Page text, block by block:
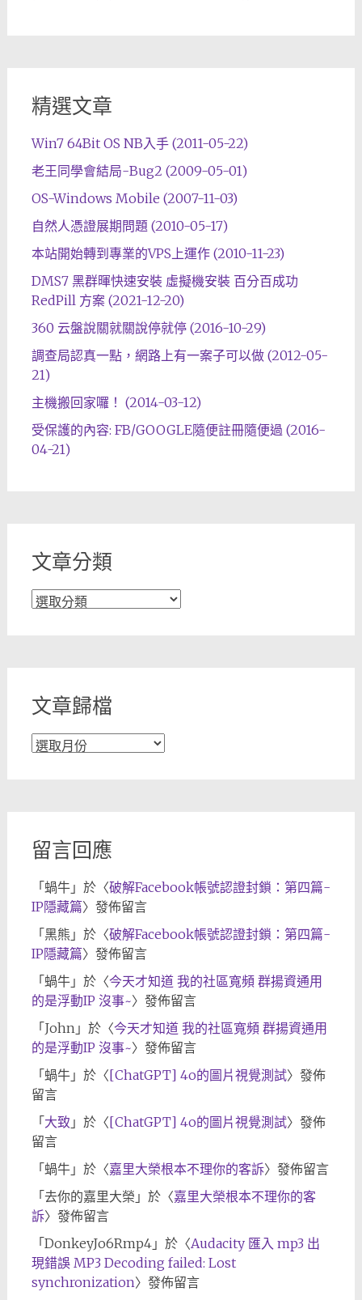
精選文章
Win7 64Bit OS NB入手 (2011-05-22)
老王同學會結局-Bug2 (2009-05-01)
OS-Windows Mobile (2007-11-03)
自然人憑證展期問題 (2010-05-17)
本站開始轉到專業的VPS上運作 (2010-11-23)
DMS7 黑群暉快速安裝 虛擬機安裝 百分百成功
RedPill 方案 (2021-12-20)
360 云盤說關就關說停就停 (2016-10-29)
調查局認真一點，網路上有一案子可以做 (2012-05-
21)
主機搬回家囉！ (2014-03-12)
受保護的內容: FB/GOOGLE隨便註冊隨便過 (2016-
04-21)
文章分類
文
文章歸檔
文
留言回應
「蝸牛」於〈破解Facebook帳號認證封鎖：第四篇-
IP隱藏篇〉發佈留言
「黑熊 」於〈破解Facebook帳號認證封鎖：第四篇-
IP隱藏篇〉發佈留言
「蝸牛」於〈今天才知道 我的社區寬頻 群揚資通用
的是浮動IP 沒事~〉發佈留言
「John 」於〈今天才知道 我的社區寬頻 群揚資通用
的是浮動IP 沒事~〉發佈留言
「蝸牛」於〈[ChatGPT] 4o的圖片視覺測試〉發佈
留言
「大致 」於〈[ChatGPT] 4o的圖片視覺測試〉發佈
留言
「蝸牛」於〈嘉里大榮根本不理你的客訴〉發佈留言
「去你的嘉里大榮 」於〈嘉里大榮根本不理你的客
訴〉發佈留言
「DonkeyJo6Rmp4」於〈Audacity 匯入 mp3 出
現錯誤 MP3 Decoding failed: Lost
synchronization〉發佈留言